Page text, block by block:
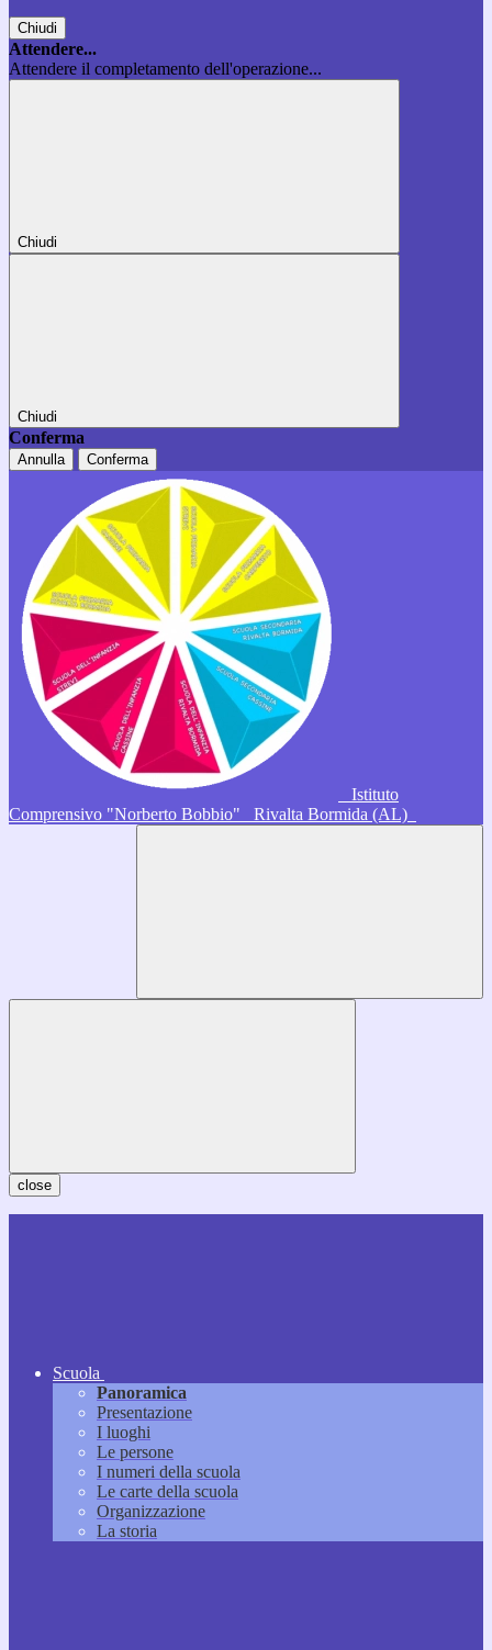
Chiudi
Attendere...
Attendere il completamento dell'operazione...
Chiudi
Chiudi
Conferma
Annulla Conferma
Istituto
Comprensivo "Norberto Bobbio"
Rivalta Bormida (AL)
close
Scuola
Panoramica
Presentazione
I luoghi
Le persone
I numeri della scuola
Le carte della scuola
Organizzazione
La storia